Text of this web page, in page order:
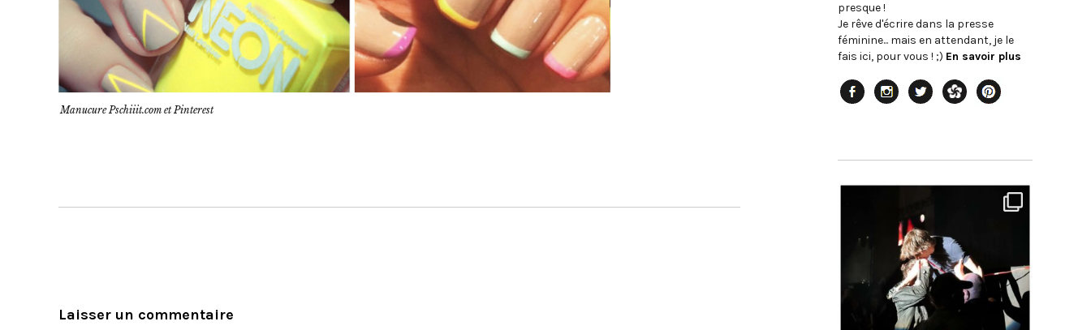
Manucure Pschiiit.com et Pinterest
Laisser un commentaire
presque !
Je rêve d'écrire dans la presse
féminine... mais en attendant, je le
fais ici, pour vous ! ;) En savoir plus